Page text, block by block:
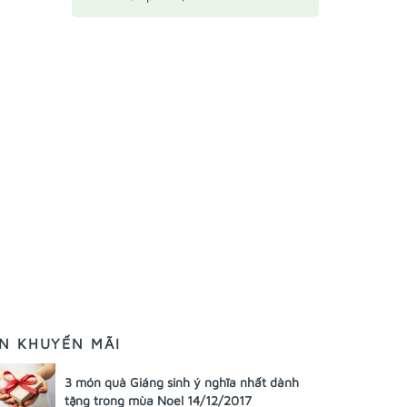
KHUYẾN MÃI
3 món quà Giáng sinh ý nghĩa nhất dành
tặng trong mùa Noel 14/12/2017